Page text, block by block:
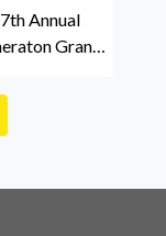
Annual
Grand
industri
marketing